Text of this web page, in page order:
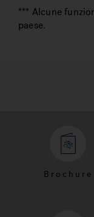
*** Alcune
paese.
Brochure